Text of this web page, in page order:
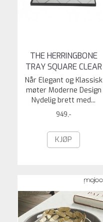
THE HERRINGBONE
TRAY SQUARE CLEAR
Når Elegant og Klassisk
møter Moderne Design
Nydelig brett med...
949,-
KJØP